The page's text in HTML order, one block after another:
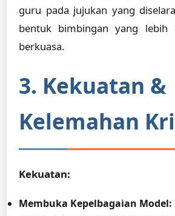
guru pada jujukan yang
bentuk bimbingan yang lebih
berkuasa.
3. Kekuatan &
Kelemahan
Kekuatan:
Membuka Kepelbagaian Model: